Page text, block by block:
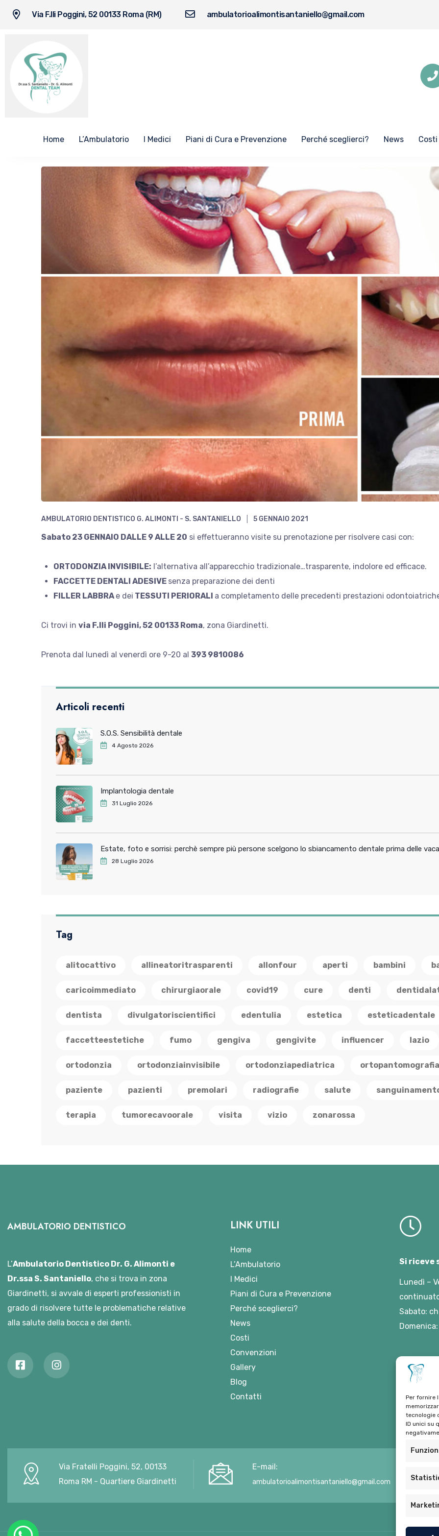
Per fornire
tecnologie
ID unici su
Via F.lli Poggini, 52 00133 Roma (RM) ambulatorioalimontisantaniello@gmail.com
Home L’Ambulatorio I Medici Piani di Cura e Prevenzione Perché sceglierci? News Costi
AMBULATORIO DENTISTICO G. ALIMONTI - S. SANTANIELLO 5 GENNAIO 2021
Sabato 23 GENNAIO DALLE 9 ALLE 20 si effettueranno visite su prenotazione per risolvere casi con:
ORTODONZIA INVISIBILE: l’alternativa all’apparecchio tradizionale…trasparente, indolore ed efficace.
FACCETTE DENTALI ADESIVE senza preparazione dei denti
FILLER LABBRAe dei TESSUTI PERIORALI a completamento delle precedenti prestazioni
Ci trovi in via F.lli Poggini, 52 00133 Roma, zona Giardinetti.
Prenota dal lunedì al venerdì ore 9-20 al 393 9810086
Articoli recenti
S.O.S. Sensibilità dentale
4 Agosto 2026
Implantologia dentale
31 Luglio 2026
Estate, foto e sorrisi: perchè sempre più persone scelgono lo sbiancamento dentale prima delle
28 Luglio 2026
Tag
alitocattivo allineatoritrasparenti allonfour aperti bambini
caricoimmediato chirurgiaorale covid19 cure denti
dentista divulgatoriscientifici edentulia estetica esteticadentale
faccetteestetiche fumo gengiva gengivite influencer lazio
ortodonzia ortodonziainvisibile ortodonziapediatrica ortopantomografia
paziente pazienti premolari radiografie salute
terapia tumorecavoorale visita vizio zonarossa
AMBULATORIO DENTISTICO
L’Ambulatorio Dentistico Dr. G. Alimonti e
Dr.ssa S. Santaniello, che si trova in zona
Giardinetti, si avvale di esperti professionisti in
grado di risolvere tutte le problematiche relative
alla salute della bocca e dei denti.
LINK UTILI
Home
L’Ambulatorio
I Medici
Piani di Cura e Prevenzione
Perché sceglierci?
News
Costi
Convenzioni
Gallery
Blog
Contatti
Si riceve
Lunedì –
Sabato:
Via Fratelli Poggini, 52, 00133
Roma RM - Quartiere Giardinetti
E-mail:
ambulatorioalimontisantaniello@gmail.com